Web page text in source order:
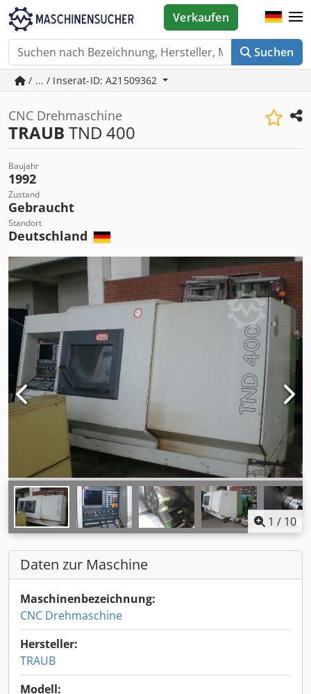
Suchen
Verkaufen
/ ... / Inserat-ID: A21509362
CNC Drehmaschine
TRAUB TND 400
Baujahr
1992
Zustand
Gebraucht
Standort
Deutschland
1 / 10
Daten zur Maschine
Maschinenbezeichnung:
CNC Drehmaschine
Hersteller:
TRAUB
Modell: